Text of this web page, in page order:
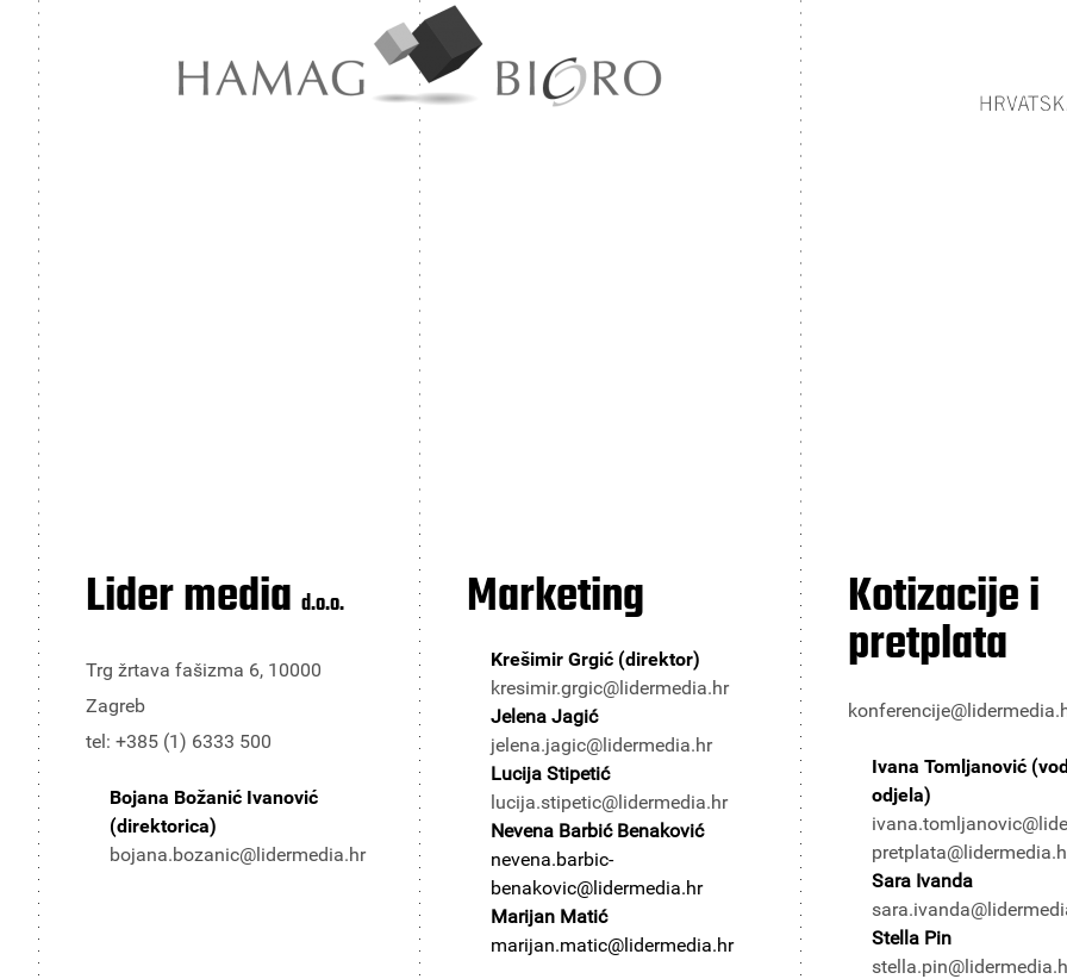
Lider media d.o.o.
Trg žrtava fašizma 6, 10000
Zagreb
tel: +385 (1) 6333 500
Bojana Božanić Ivanović
(direktorica)
bojana.bozanic@lidermedia.hr
Marketing
Krešimir Grgić (direktor)
kresimir.grgic@lidermedia.hr
Jelena Jagić
jelena.jagic@lidermedia.hr
Lucija Stipetić
lucija.stipetic@lidermedia.hr
Nevena Barbić Benaković
nevena.barbic-
benakovic@lidermedia.hr
Marijan Matić
marijan.matic@lidermedia.hr
Kotizacije i
pretplata
Ivana Tomljanović
odjela)
Sara Ivanda
Stella Pin